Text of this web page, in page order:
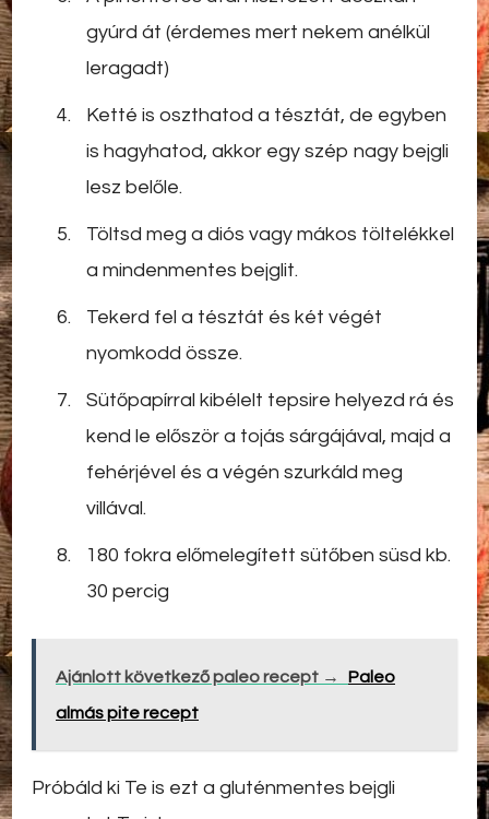
gyúrd át (érdemes mert nekem anélkül
leragadt)
Ketté is oszthatod a tésztát, de egyben
is hagyhatod, akkor egy szép nagy bejgli
lesz belőle.
Töltsd meg a diós vagy mákos töltelékkel
a mindenmentes bejglit.
Tekerd fel a tésztát és két végét
nyomkodd össze.
Sütőpapírral kibélelt tepsire helyezd rá és
kend le először a tojás sárgájával, majd a
fehérjével és a végén szurkáld meg
villával.
180 fokra előmelegített sütőben süsd kb.
30 percig
Ajánlott következő paleo recept → Paleo
almás pite recept
Próbáld ki Te is ezt a gluténmentes bejgli